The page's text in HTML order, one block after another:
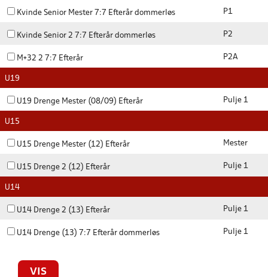
Kvinde Senior Mester 7:7 Efterår dommerløs P1
Kvinde Senior 2 7:7 Efterår dommerløs P2
M+32 2 7:7 Efterår P2A
U19
U19 Drenge Mester (08/09) Efterår Pulje 1
U15
U15 Drenge Mester (12) Efterår Mester
U15 Drenge 2 (12) Efterår Pulje 1
U14
U14 Drenge 2 (13) Efterår Pulje 1
U14 Drenge (13) 7:7 Efterår dommerløs Pulje 1
VIS